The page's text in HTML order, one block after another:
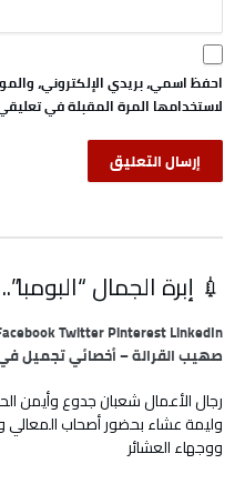
احفظ اسمي، بريدي الإلكتروني،
لاستخدامها المرة المقبلة في
💉 إبرة الجمال
صهيب القرالة – أخصائي تجميل
رجال الأعمال شعبان جدوع وأيمن
وليمة عشاء بحضور أصحاب المعالي
ووجهاء العشائر